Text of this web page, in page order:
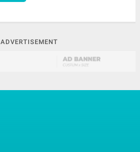
ADVERTISEMENT